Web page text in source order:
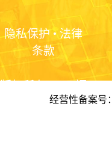
隐私保护•法律
条款
美脂质化学（河经营性备案号：